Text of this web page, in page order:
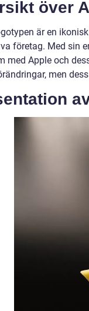
över
är en
företag. Med sin
med Apple och
men